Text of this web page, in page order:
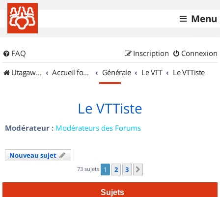
Menu
FAQ Connexion
Inscription
UtagawaVTT (Randos VTT et VTTAE avec traces GPS)
Accueil forum Générale Le VTT Le VTTiste
Le VTTiste
Modérateur : Modérateurs des Forums
Nouveau sujet
73 sujets 1 2 3
Sujets